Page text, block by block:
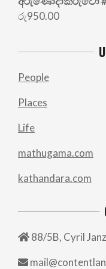
රු950.00
People
Places
Life
mathugama.com
kathandara.com
88/5B, Cyril